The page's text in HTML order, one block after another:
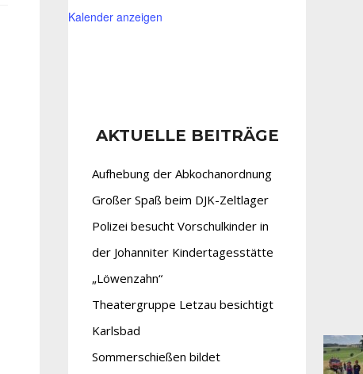
Kalender anzeigen
AKTUELLE BEITRÄGE
Aufhebung der Abkochanordnung
Großer Spaß beim DJK-Zeltlager
Polizei besucht Vorschulkinder in
der Johanniter Kindertagesstätte
„Löwenzahn“
Theatergruppe Letzau besichtigt
Karlsbad
Sommerschießen bildet